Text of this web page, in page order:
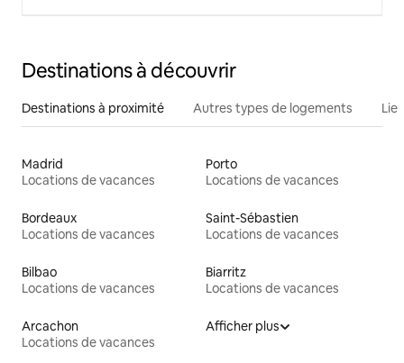
Destinations à découvrir
Destinations à proximité Autres types de logements
Madrid
Locations de vacances
Porto
Locations de vacances
Bordeaux
Locations de vacances
Saint-Sébastien
Locations de vacances
Bilbao
Locations de vacances
Biarritz
Locations de vacances
Arcachon
Locations de vacances
Afficher plus